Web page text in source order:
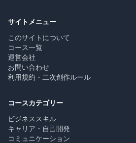
サイトメニュー
このサイトについて
コース一覧
運営会社
お問い合わせ
利用規約・二次創作ルール
コースカテゴリー
ビジネススキル
キャリア・自己開発
コミュニケーション